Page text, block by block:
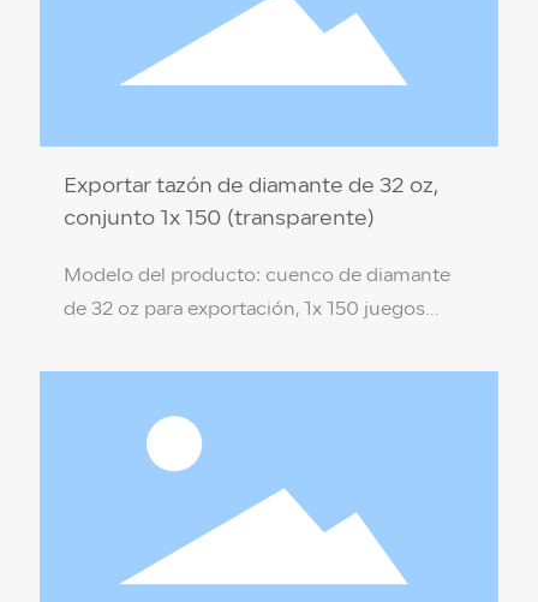
Cantidad por caja: 150 juegos por caja
Exportar tazón de diamante de 32 oz,
conjunto 1x 150 (transparente)
Modelo del producto: cuenco de diamante
de 32 oz para exportación, 1x 150 juegos
17,5 * 8,3 * 9,4 cm Material del producto: PP
con el medio ambiente) Color de la caja:
transparente Temperatura de resistencia: 110
℃ / -18 ℃ Cantidad por caja: 1x 150 juegos